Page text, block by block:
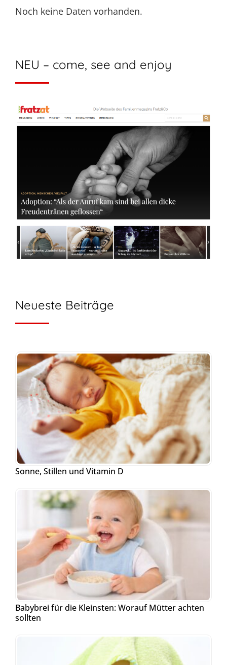
Noch keine Daten vorhanden.
NEU – come, see and enjoy
Neueste Beiträge
Sonne, Stillen und Vitamin D
Babybrei für die Kleinsten: Worauf Mütter achten
sollten